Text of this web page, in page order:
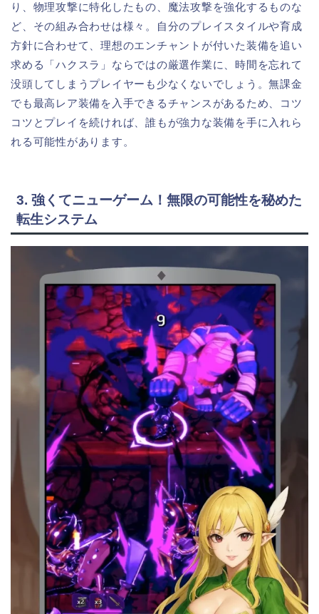
り、物理攻撃に特化したもの、魔法攻撃を強化するものな
ど、その組み合わせは様々。自分のプレイスタイルや育成
方針に合わせて、理想のエンチャントが付いた装備を追い
求める「ハクスラ」ならではの厳選作業に、時間を忘れて
没頭してしまうプレイヤーも少なくないでしょう。無課金
でも最高レア装備を入手できるチャンスがあるため、コツ
コツとプレイを続ければ、誰もが強力な装備を手に入れら
れる可能性があります。
3. 強くてニューゲーム！無限の可能性を秘めた
転生システム